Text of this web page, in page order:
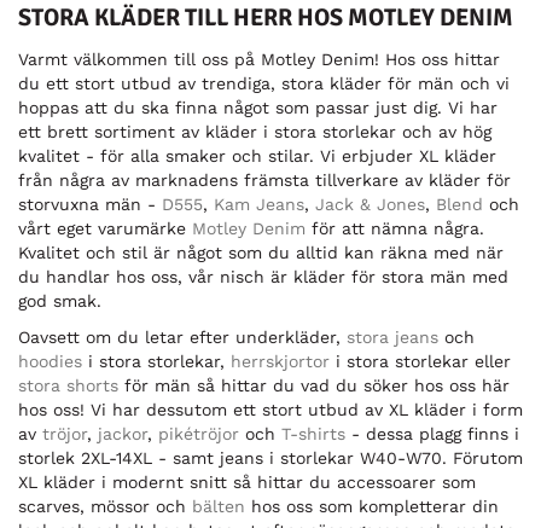
STORA KLÄDER TILL HERR HOS MOTLEY DENIM
Varmt välkommen till oss på Motley Denim! Hos oss hittar
du ett stort utbud av trendiga, stora kläder för män och vi
hoppas att du ska finna något som passar just dig. Vi har
ett brett sortiment av kläder i stora storlekar och av hög
kvalitet - för alla smaker och stilar. Vi erbjuder XL kläder
från några av marknadens främsta tillverkare av kläder för
storvuxna män - D555, Kam Jeans, Jack & Jones, Blend och
vårt eget varumärke Motley Denim för att nämna några.
Kvalitet och stil är något som du alltid kan räkna med när
du handlar hos oss, vår nisch är kläder för stora män med
god smak.
Oavsett om du letar efter underkläder, stora jeans och
hoodies i stora storlekar, herrskjortor i stora storlekar eller
stora shorts för män så hittar du vad du söker hos oss här
hos oss! Vi har dessutom ett stort utbud av XL kläder i form
av tröjor, jackor, pikétröjor och T-shirts - dessa plagg finns i
storlek 2XL-14XL - samt jeans i storlekar W40-W70. Förutom
XL kläder i modernt snitt så hittar du accessoarer som
scarves, mössor och bälten hos oss som kompletterar din